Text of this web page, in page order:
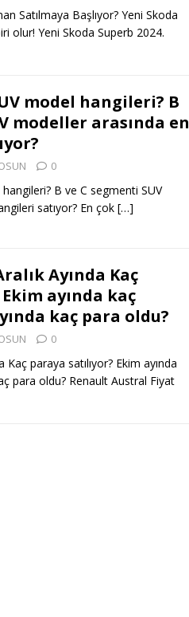
Satılmaya Başlıyor? Yeni Skoda
olur! Yeni Skoda Superb 2024.
model hangileri? B
modeller arasında en
0
B ve C segmenti SUV
satıyor? En çok […]
Ayında Kaç
ayında kaç
kaç para oldu?
0
Kaç paraya satılıyor? Ekim ayında
para oldu? Renault Austral Fiyat